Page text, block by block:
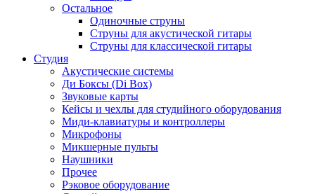
Остальное
Одиночные струны
Струны для акустической гитары
Струны для классической гитары
Студия
Акустические системы
Ди Боксы (Di Box)
Звуковые карты
Кейсы и чехлы для студийного оборудования
Миди-клавиатуры и контроллеры
Микрофоны
Микшерные пульты
Наушники
Прочее
Рэковое оборудование